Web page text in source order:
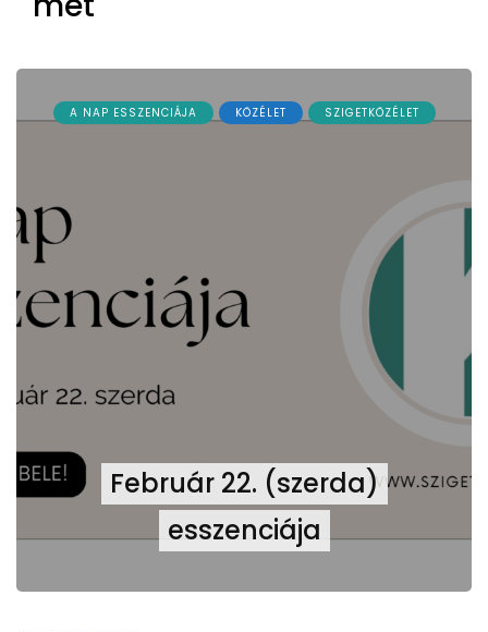
A NAP ESSZENCIÁJA KÖZÉLET SZIGETKÖZÉLET
Február 22. (szerda)
esszenciája